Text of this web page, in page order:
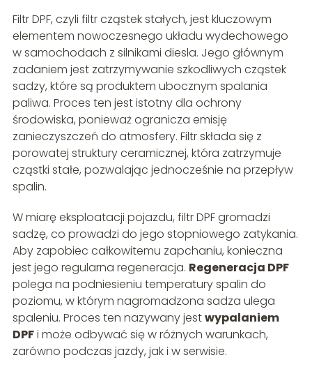
Filtr DPF, czyli filtr cząstek stałych, jest kluczowym
elementem nowoczesnego układu wydechowego
w samochodach z silnikami diesla. Jego głównym
zadaniem jest zatrzymywanie szkodliwych cząstek
sadzy, które są produktem ubocznym spalania
paliwa. Proces ten jest istotny dla ochrony
środowiska, ponieważ ogranicza emisję
zanieczyszczeń do atmosfery. Filtr składa się z
porowatej struktury ceramicznej, która zatrzymuje
cząstki stałe, pozwalając jednocześnie na przepływ
spalin.
W miarę eksploatacji pojazdu, filtr DPF gromadzi
sadzę, co prowadzi do jego stopniowego zatykania.
Aby zapobiec całkowitemu zapchaniu, konieczna
jest jego regularna regeneracja. Regeneracja DPF
polega na podniesieniu temperatury spalin do
poziomu, w którym nagromadzona sadza ulega
spaleniu. Proces ten nazywany jestwypalaniem
DPFi może odbywać się w różnych warunkach,
zarówno podczas jazdy, jak i w serwisie.